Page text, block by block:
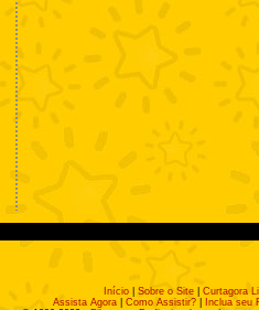
Início Sobre o Site Curtagora
Assista Agora| Como Assistir?| Inclua seu